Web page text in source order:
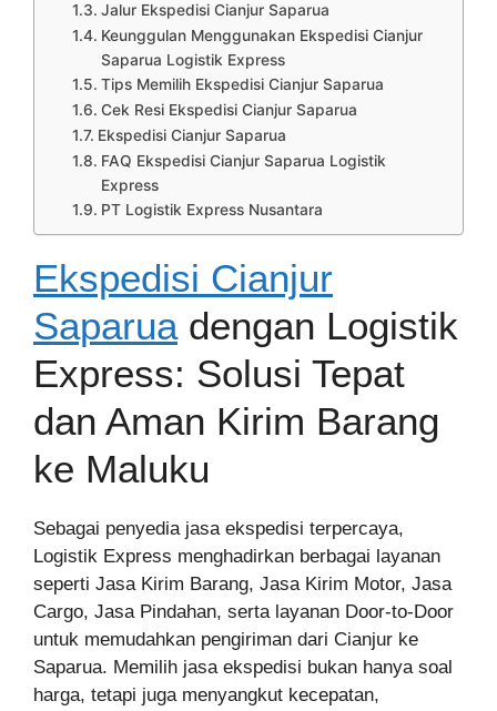
Jalur Ekspedisi Cianjur Saparua
Keunggulan Menggunakan Ekspedisi Cianjur
Saparua Logistik Express
Tips Memilih Ekspedisi Cianjur Saparua
Cek Resi Ekspedisi Cianjur Saparua
Ekspedisi Cianjur Saparua
FAQ Ekspedisi Cianjur Saparua Logistik
Express
PT Logistik Express Nusantara
Ekspedisi Cianjur
Saparuadengan Logistik
Express: Solusi Tepat
dan Aman Kirim Barang
ke Maluku
Sebagai penyedia jasa ekspedisi terpercaya,
Logistik Express menghadirkan berbagai layanan
seperti Jasa Kirim Barang, Jasa Kirim Motor, Jasa
Cargo, Jasa Pindahan, serta layanan Door-to-Door
untuk memudahkan pengiriman dari Cianjur ke
Saparua. Memilih jasa ekspedisi bukan hanya soal
harga, tetapi juga menyangkut kecepatan,